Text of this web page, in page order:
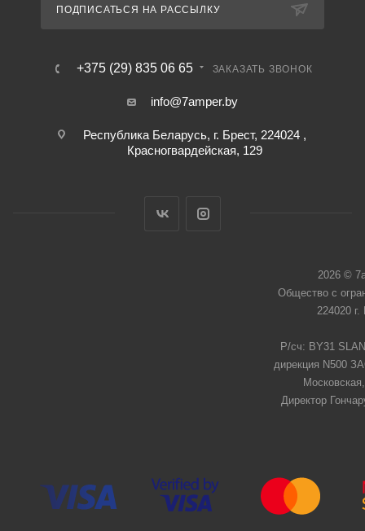
ПОДПИСАТЬСЯ НА РАССЫЛКУ
+375 (29) 835 06 65 ЗАКАЗАТЬ ЗВОНОК
info@7amper.by
Республика Беларусь, г. Брест, 224024 ,
Красногвардейская, 129
2026 ©
Общество с
224020
Р/сч: BY31
дирекция N500
Директор